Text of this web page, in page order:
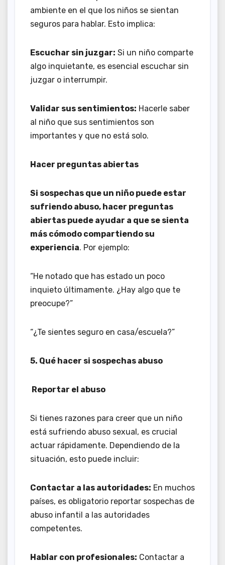
ambiente en el que los niños se sientan
seguros para hablar. Esto implica:
Escuchar sin juzgar: Si un niño comparte
algo inquietante, es esencial escuchar sin
juzgar o interrumpir.
Validar sus sentimientos: Hacerle saber
al niño que sus sentimientos son
importantes y que no está solo.
Hacer preguntas abiertas
Si sospechas que un niño puede estar
sufriendo abuso, hacer preguntas
abiertas puede ayudar a que se sienta
más cómodo compartiendo su
experiencia. Por ejemplo:
“He notado que has estado un poco
inquieto últimamente. ¿Hay algo que te
preocupe?”
“¿Te sientes seguro en casa/escuela?”
5. Qué hacer si sospechas abuso
Reportar el abuso
Si tienes razones para creer que un niño
está sufriendo abuso sexual, es crucial
actuar rápidamente. Dependiendo de la
situación, esto puede incluir:
Contactar a las autoridades: En muchos
países, es obligatorio reportar sospechas de
abuso infantil a las autoridades
competentes.
Hablar con profesionales: Contactar a